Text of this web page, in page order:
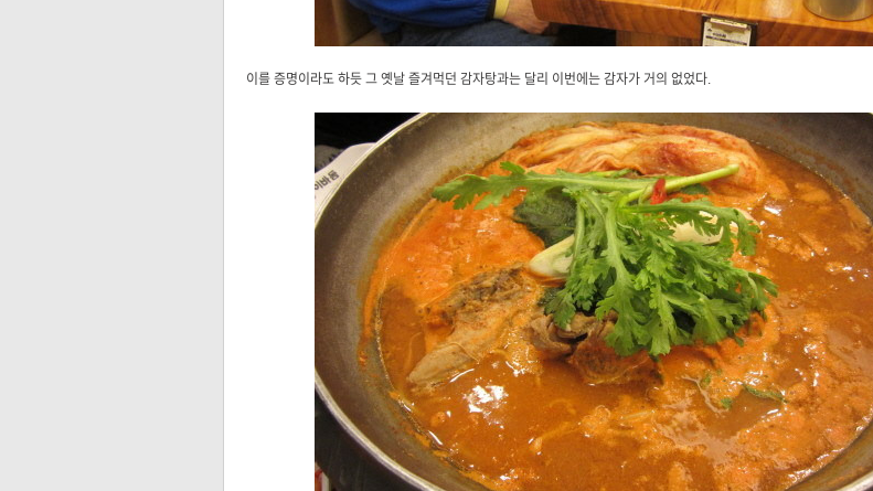
이를 증명이라도 하듯 그 옛날 즐겨먹던 감자탕과는 달리 이번에는 감자가 거의 없었다.